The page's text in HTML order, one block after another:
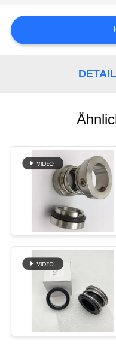
VERBINDUNG
SITEMAP
PRIVACY
POLICY